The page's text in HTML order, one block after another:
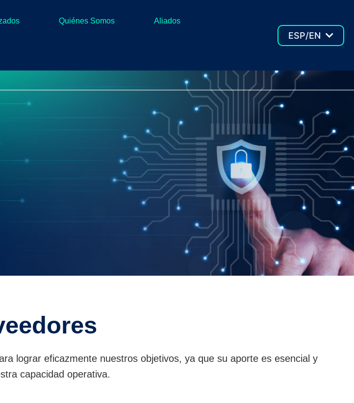
Quiénes Somos Aliados
ESP/EN
lograr eficazmente nuestros objetivos, ya que su aporte es esencial y
capacidad operativa.